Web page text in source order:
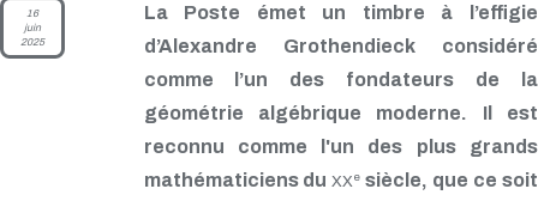
16
juin
2025
La Poste émet un timbre à l’effigie
d’Alexandre Grothendieck considéré
comme l’un des fondateurs de la
géométrie algébrique moderne. Il est
reconnu comme l'un des plus grands
mathématiciens duXXe siècle, que ce soit